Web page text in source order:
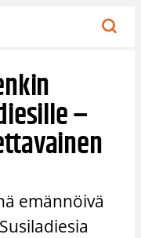
–
emännöivä